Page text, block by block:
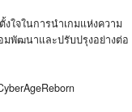
งใจในการนำเกมแห่งความ
มพัฒนาและปรับปรุงอย่างต่อ